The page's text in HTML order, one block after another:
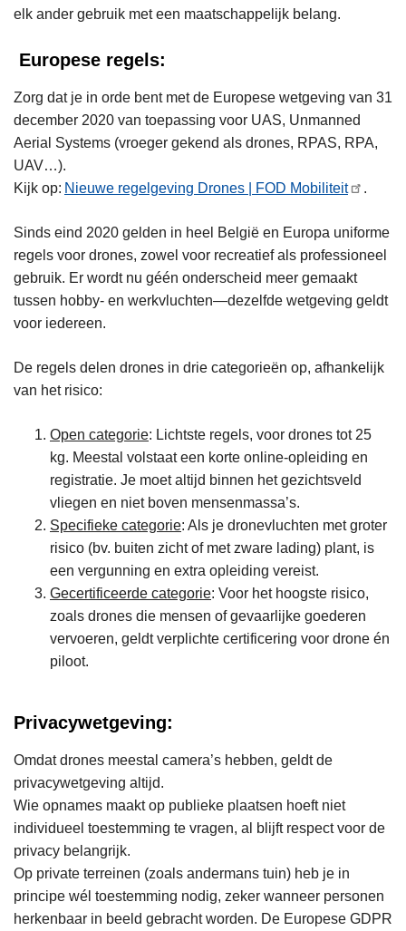
elk ander gebruik met een maatschappelijk belang.
Europese regels:
Zorg dat je in orde bent met de Europese wetgeving van 31
december 2020 van toepassing voor UAS, Unmanned
Aerial Systems (vroeger gekend als drones, RPAS, RPA,
UAV…).
Kijk op: Nieuwe regelgeving Drones | FOD Mobiliteit .
Sinds eind 2020 gelden in heel België en Europa uniforme
regels voor drones, zowel voor recreatief als professioneel
gebruik. Er wordt nu géén onderscheid meer gemaakt
tussen hobby- en werkvluchten—dezelfde wetgeving geldt
voor iedereen.
De regels delen drones in drie categorieën op, afhankelijk
van het risico:
Open categorie: Lichtste regels, voor drones tot 25
kg. Meestal volstaat een korte online-opleiding en
registratie. Je moet altijd binnen het gezichtsveld
vliegen en niet boven mensenmassa’s.
Specifieke categorie: Als je dronevluchten met groter
risico (bv. buiten zicht of met zware lading) plant, is
een vergunning en extra opleiding vereist.
Gecertificeerde categorie: Voor het hoogste risico,
zoals drones die mensen of gevaarlijke goederen
vervoeren, geldt verplichte certificering voor drone én
piloot.
Privacywetgeving:
Omdat drones meestal camera’s hebben, geldt de
privacywetgeving altijd.
Wie opnames maakt op publieke plaatsen hoeft niet
individueel toestemming te vragen, al blijft respect voor de
privacy belangrijk.
Op private terreinen (zoals andermans tuin) heb je in
principe wél toestemming nodig, zeker wanneer personen
herkenbaar in beeld gebracht worden. De Europese GDPR